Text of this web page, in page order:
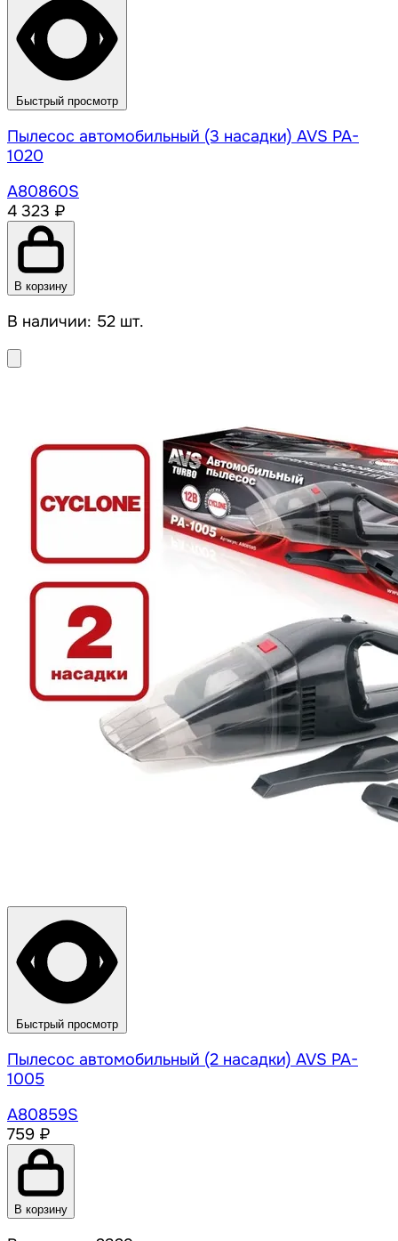
Быстрый просмотр
Пылесос автомобильный (3 насадки) AVS PA-
1020
A80860S
4 323 ₽
В корзину
В наличии: 52 шт.
Быстрый просмотр
Пылесос автомобильный (2 насадки) AVS PA-
1005
A80859S
759 ₽
В корзину